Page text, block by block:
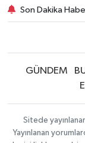
Son Dakika
GÜNDEM
Sitede
Yayınlanan